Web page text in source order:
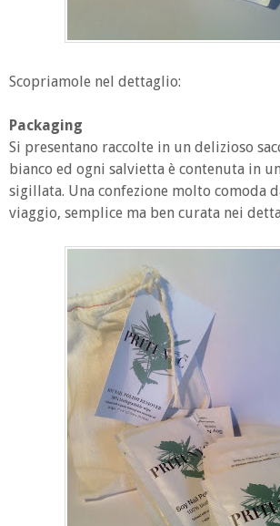
Scopriamole nel dettaglio:
Packaging
Si presentano raccolte in un delizioso
bianco ed ogni salvietta è contenuta in
sigillata. Una confezione molto comoda
viaggio, semplice ma ben curata nei